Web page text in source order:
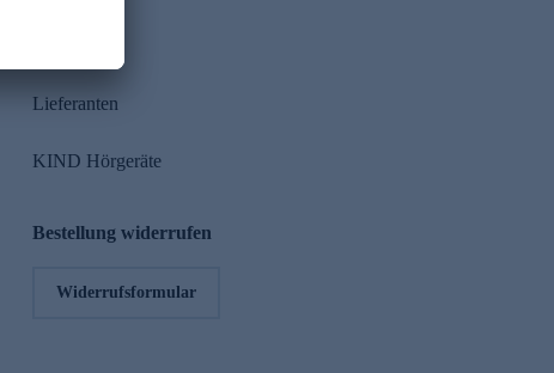
Lieferanten
KIND Hörgeräte
Bestellung widerrufen
Widerrufsformular